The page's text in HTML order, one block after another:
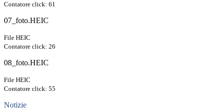
Contatore click: 61
07_foto.HEIC
File HEIC
Contatore click: 26
08_foto.HEIC
File HEIC
Contatore click: 55
Notizie